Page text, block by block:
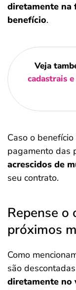
diretamente na
benefício.
Veja
cadastrais
Caso o
pagamento das
acrescidos de
seu contrato.
Repense o
próximos
Como
são
diretamente no